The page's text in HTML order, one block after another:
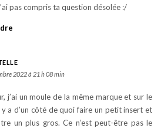
pas compris ta question désolée :/
2022 à 21 h 08 min
j’ai un moule de la même marque et sur le
a d’un côté de quoi faire un petit insert et
un plus gros. Ce n’est peut-être pas le